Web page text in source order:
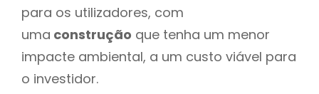
para os utilizadores, com
uma construção que tenha um menor
impacte ambiental, a um custo viável para
o investidor.